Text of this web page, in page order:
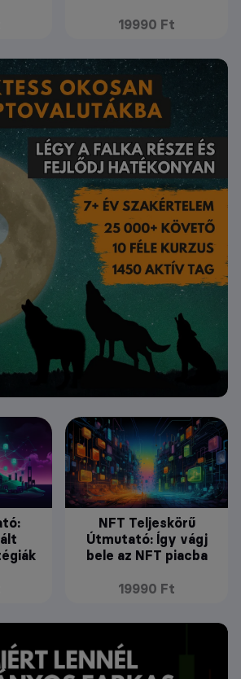
19990 Ft
NFT Teljeskörű
Útmutató: Így vágj
bele az NFT piacba
19990 Ft